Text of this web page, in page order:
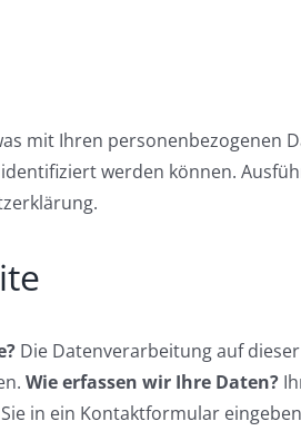
mit Ihren personenbezogenen
werden können.
Die Datenverarbeitung auf
Wie erfassen wir Ihre Daten?
in ein Kontaktformular